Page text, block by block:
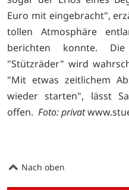
Euro mit eingebracht",
tollen Atmosphäre
berichten konnte.
"Stützräder" wird
"Mit etwas zeitlichem
wieder starten", lässt
offen. Foto: privat
Nach oben